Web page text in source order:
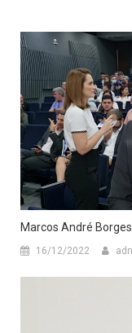
Marcos André
16/12/2022